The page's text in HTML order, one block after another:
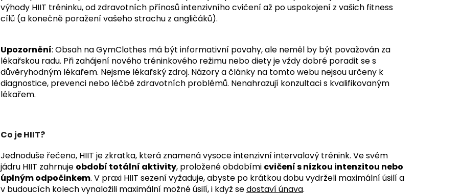
výhody HIIT tréninku, od zdravotních přínosů intenzivního cvičení až po uspokojení z vašich fitness
cílů (a konečně poražení vašeho strachu z angličáků).
Upozornění: Obsah na GymClothes má být informativní povahy, ale neměl by být považován za
lékařskou radu. Při zahájení nového tréninkového režimu nebo diety je vždy dobré poradit se s
důvěryhodným lékařem. Nejsme lékařský zdroj. Názory a články na tomto webu nejsou určeny k
diagnostice, prevenci nebo léčbě zdravotních problémů. Nenahrazují konzultaci s kvalifikovaným
lékařem.
Co je HIIT?
Jednoduše řečeno, HIIT je zkratka, která znamená vysoce intenzivní intervalový trénink. Ve svém
jádru HIIT zahrnuje období totální aktivity, proložené obdobími cvičení s nízkou intenzitou nebo
úplným odpočinkem. V praxi HIIT sezení vyžaduje, abyste po krátkou dobu vydrželi maximální úsilí a
v budoucích kolech vynaložili maximální možné úsilí, i když sedostaví únava.